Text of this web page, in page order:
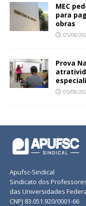
MEC
para
obras
05/08/
Prova
05/08/
Apufsc-Sindical
Sindicato dos
das Universidades
CNPJ 83.051.920/0001-66